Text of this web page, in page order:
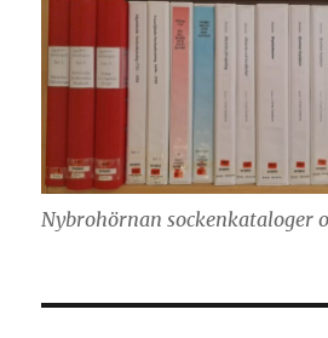
Nybrohörnan sockenkataloger